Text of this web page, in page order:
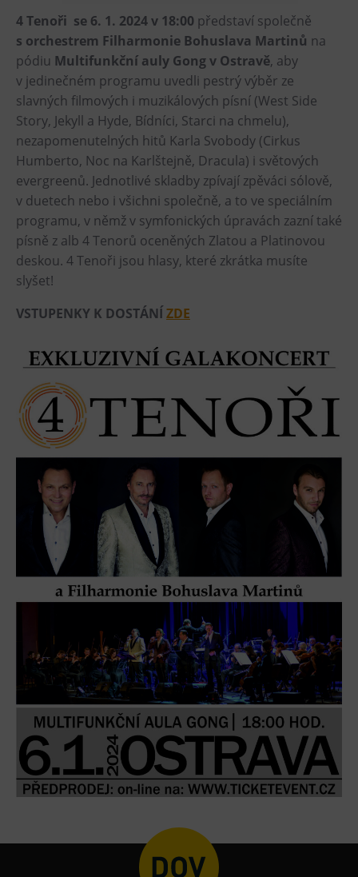
Heligonka
HopJump
Lezecká stěna
Národní zemědělské muzeum
Fajna Dilna
FUTUREUM
Prohlídky
Dolní Vítkovice
Hornické muzeum
Občerstvení
Bolt Café
L’Osteria
PECKA DOV
Restaurace VP ART
Bistropen
FUTURE café
Catering
Ubytování
Hotel VP1
Další
Narozeninové oslavy
Letní tábory
Tematické dárkové poukazy
Pro školy
DOVýuky
4 Tenoři se 6. 1. 2024 v 18:00 představí společně
s orchestrem Filharmonie Bohuslava Martinů na
pódiu Multifunkční auly Gong v Ostravě, aby
v jedinečném programu uvedli pestrý výběr ze
slavných filmových i muzikálových písní (West Side
Story, Jekyll a Hyde, Bídníci, Starci na chmelu),
nezapomenutelných hitů Karla Svobody (Cirkus
Humberto, Noc na Karlštejně, Dracula) i světových
evergreenů. Jednotlivé skladby zpívají zpěváci sólově,
v duetech nebo i všichni společně, a to ve speciálním
programu, v němž v symfonických úpravách zazní také
písně z alb 4 Tenorů oceněných Zlatou a Platinovou
deskou. 4 Tenoři jsou hlasy, které zkrátka musíte
slyšet!
VSTUPENKY K DOSTÁNÍ ZDE